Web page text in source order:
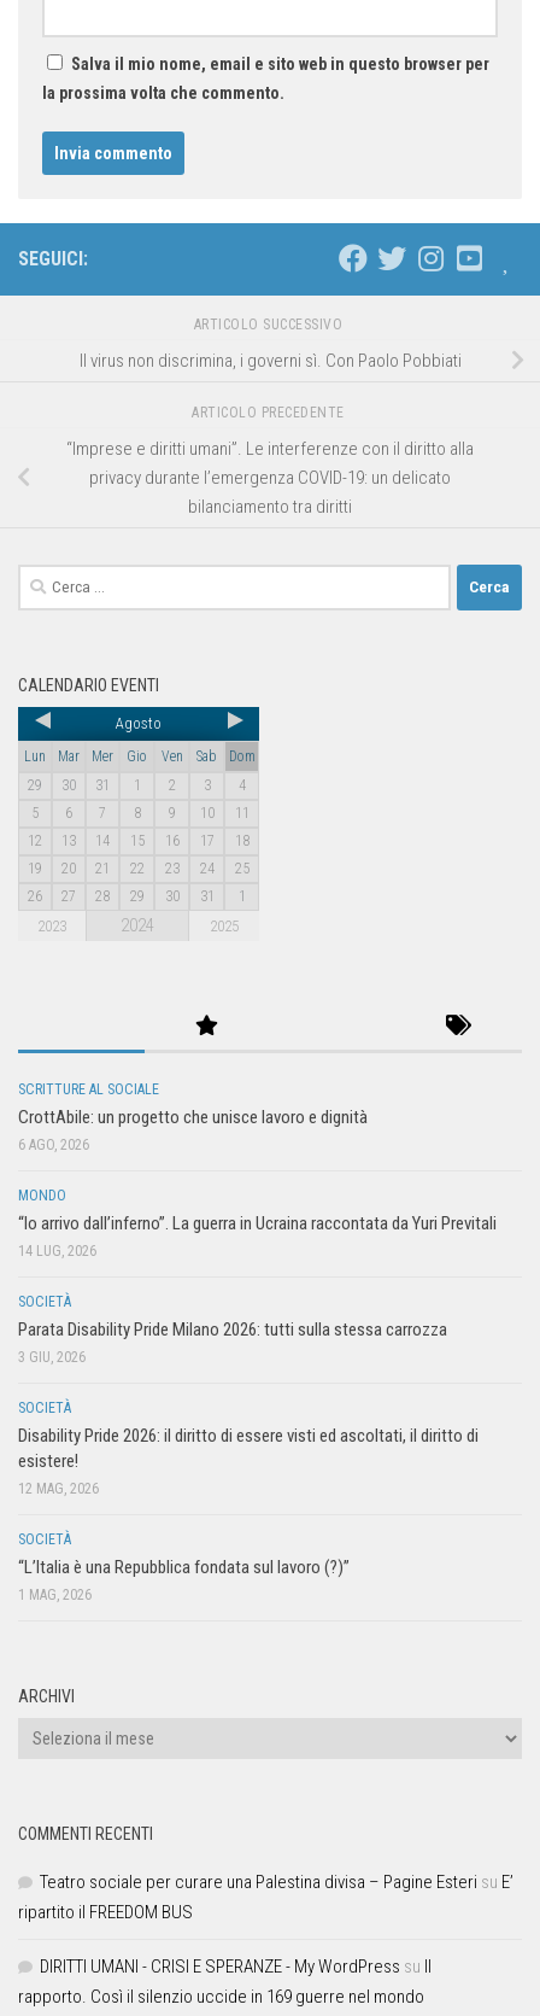
Salva il mio nome, email e sito web in questo browser per
la prossima volta che commento.
SEGUICI:
ARTICOLO SUCCESSIVO
Il virus non discrimina, i governi sì. Con Paolo Pobbiati
ARTICOLO PRECEDENTE
“Imprese e diritti umani”. Le interferenze con il diritto alla
privacy durante l’emergenza COVID-19: un delicato
bilanciamento tra diritti
CALENDARIO EVENTI
Agosto
Lun Mar Mer Gio Ven Sab
Dom
29
30 31 1 2 3
4
5
6 7 8 9 10
11
12
13 14 15 16 17
18
19
20 21 22 23 24
25
26
27 28 29 30 31 1
2023 2024 2025
SCRITTURE AL SOCIALE
CrottAbile: un progetto che unisce lavoro e dignità
6 AGO, 2026
MONDO
“Io arrivo dall’inferno”. La guerra in Ucraina raccontata da Yuri Previtali
14 LUG, 2026
SOCIETÀ
Parata Disability Pride Milano 2026: tutti sulla stessa carrozza
3 GIU, 2026
SOCIETÀ
Disability Pride 2026: il diritto di essere visti ed ascoltati, il diritto di
esistere!
12 MAG, 2026
SOCIETÀ
“L’Italia è una Repubblica fondata sul lavoro (?)”
1 MAG, 2026
ARCHIVI
COMMENTI RECENTI
Teatro sociale per curare una Palestina divisa – Pagine Esteri su E’
ripartito il FREEDOM BUS
DIRITTI UMANI - CRISI E SPERANZE - My WordPress su Il
rapporto. Così il silenzio uccide in 169 guerre nel mondo